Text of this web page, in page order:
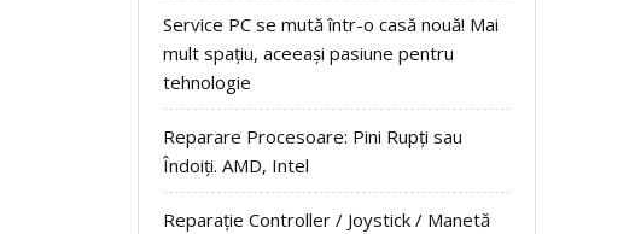
Service PC se mută într-o casă nouă! Mai
mult spațiu, aceeași pasiune pentru
tehnologie
Reparare Procesoare: Pini Rupți sau
Îndoiți. AMD, Intel
Reparație Controller / Joystick / Manetă